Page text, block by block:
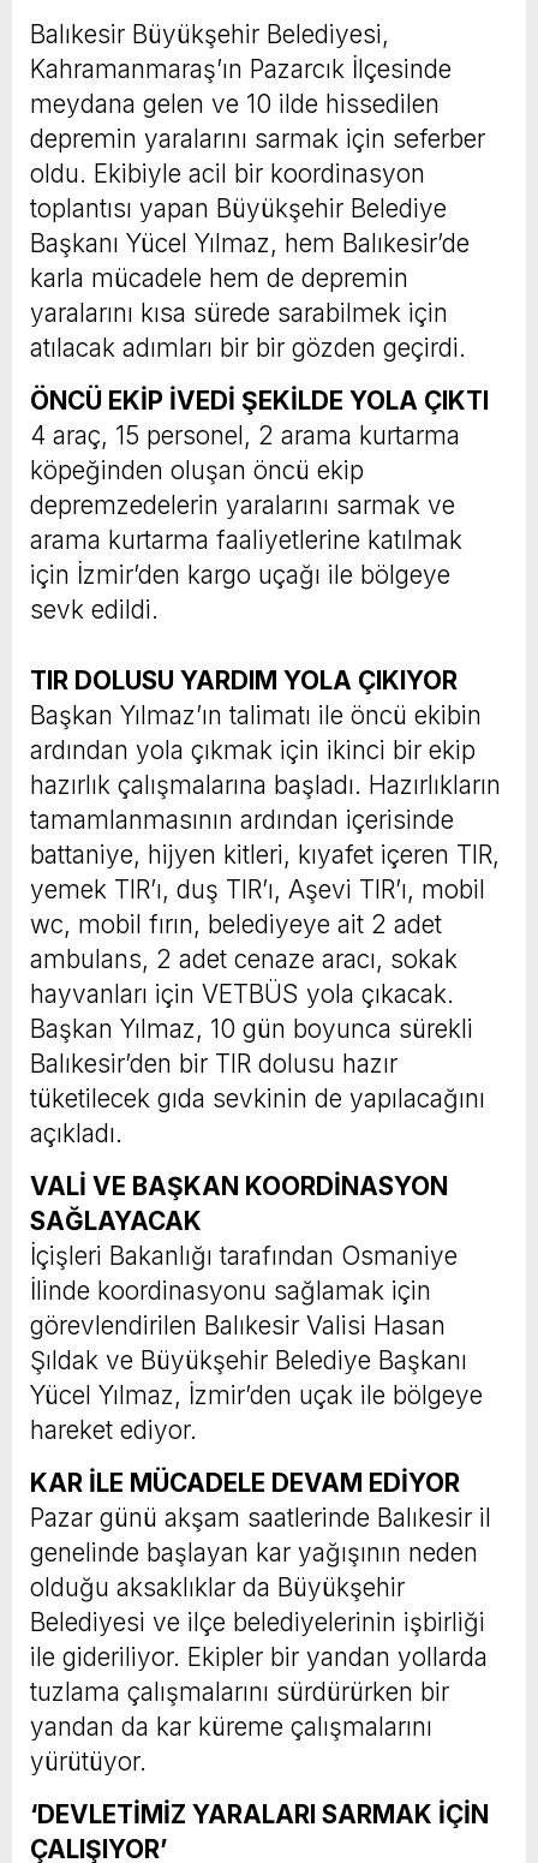
Balıkesir Büyükşehir Belediyesi,
Kahramanmaraş’ın Pazarcık İlçesinde
meydana gelen ve 10 ilde hissedilen
depremin yaralarını sarmak için seferber
oldu. Ekibiyle acil bir koordinasyon
toplantısı yapan Büyükşehir Belediye
Başkanı Yücel Yılmaz, hem Balıkesir’de
karla mücadele hem de depremin
yaralarını kısa sürede sarabilmek için
atılacak adımları bir bir gözden geçirdi.
ÖNCÜ EKİP İVEDİ ŞEKİLDE YOLA ÇIKTI
4 araç, 15 personel, 2 arama kurtarma
köpeğinden oluşan öncü ekip
depremzedelerin yaralarını sarmak ve
arama kurtarma faaliyetlerine katılmak
için İzmir’den kargo uçağı ile bölgeye
sevk edildi.
TIR DOLUSU YARDIM YOLA ÇIKIYOR
Başkan Yılmaz’ın talimatı ile öncü ekibin
ardından yola çıkmak için ikinci bir ekip
hazırlık çalışmalarına başladı. Hazırlıkların
tamamlanmasının ardından içerisinde
battaniye, hijyen kitleri, kıyafet içeren TIR,
yemek TIR’ı, duş TIR’ı, Aşevi TIR’ı, mobil
wc, mobil fırın, belediyeye ait 2 adet
ambulans, 2 adet cenaze aracı, sokak
hayvanları için VETBÜS yola çıkacak.
Başkan Yılmaz, 10 gün boyunca sürekli
Balıkesir’den bir TIR dolusu hazır
tüketilecek gıda sevkinin de yapılacağını
açıkladı.
VALİ VE BAŞKAN KOORDİNASYON
SAĞLAYACAK
İçişleri Bakanlığı tarafından Osmaniye
İlinde koordinasyonu sağlamak için
görevlendirilen Balıkesir Valisi Hasan
Şıldak ve Büyükşehir Belediye Başkanı
Yücel Yılmaz, İzmir’den uçak ile bölgeye
hareket ediyor.
KAR İLE MÜCADELE DEVAM EDİYOR
Pazar günü akşam saatlerinde Balıkesir il
genelinde başlayan kar yağışının neden
olduğu aksaklıklar da Büyükşehir
Belediyesi ve ilçe belediyelerinin işbirliği
ile gideriliyor. Ekipler bir yandan yollarda
tuzlama çalışmalarını sürdürürken bir
yandan da kar küreme çalışmalarını
yürütüyor.
‘DEVLETİMİZ YARALARI SARMAK İÇİN
ÇALIŞIYOR’